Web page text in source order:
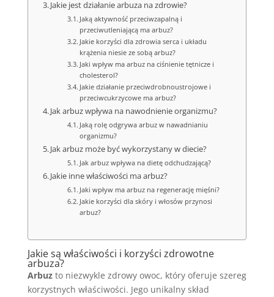
Jakie jest działanie arbuza na zdrowie?
Jaką aktywność przeciwzapalną i
przeciwutleniającą ma arbuz?
Jakie korzyści dla zdrowia serca i układu
krążenia niesie ze sobą arbuz?
Jaki wpływ ma arbuz na ciśnienie tętnicze i
cholesterol?
Jakie działanie przeciwdrobnoustrojowe i
przeciwcukrzycowe ma arbuz?
Jak arbuz wpływa na nawodnienie organizmu?
Jaką rolę odgrywa arbuz w nawadnianiu
organizmu?
Jak arbuz może być wykorzystany w diecie?
Jak arbuz wpływa na dietę odchudzającą?
Jakie inne właściwości ma arbuz?
Jaki wpływ ma arbuz na regenerację mięśni?
Jakie korzyści dla skóry i włosów przynosi
arbuz?
Jakie są właściwości i korzyści zdrowotne
arbuza?
Arbuzto niezwykle zdrowy owoc, który oferuje szereg
korzystnych właściwości. Jego unikalny skład